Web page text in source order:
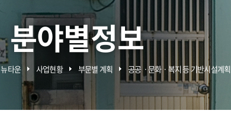
분야별정보
뉴타운 사업현황 부문별 계획 공공ㆍ문화ㆍ복지 등 기반시설계획